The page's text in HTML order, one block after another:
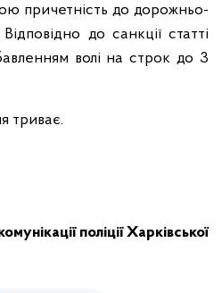
причетність до дорожньо-
до санкції статті
волі на строк до 3
триває.
поліції Харківської